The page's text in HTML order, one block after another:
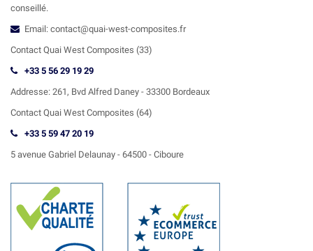
conseillé.
Email: contact@quai-west-composites.fr
Contact Quai West Composites (33)
+33 5 56 29 19 29
Addresse: 261, Bvd Alfred Daney - 33300 Bordeaux
Contact Quai West Composites (64)
+33 5 59 47 20 19
5 avenue Gabriel Delaunay - 64500 - Ciboure